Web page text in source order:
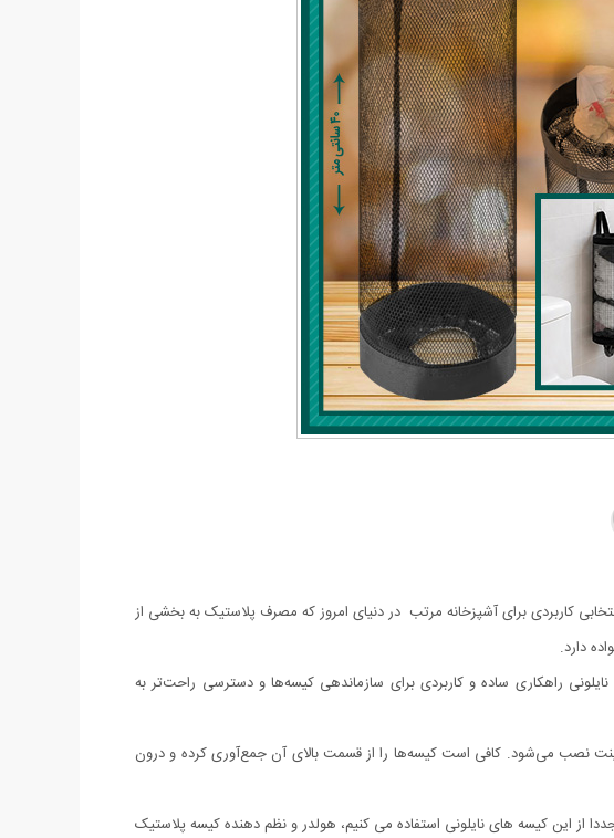
کاربردی برای آشپزخانه مرتب در دنیای امروز که مصرف پلاستیک به بخشی از
دارد.
راهکاری ساده و کاربردی برای سازماندهی کیسه‌ها و دسترسی راحت‌تر به
نصب می‌شود. کافی است کیسه‌ها را از قسمت بالای آن جمع‌آوری کرده و درون
این کیسه های نایلونی استفاده می کنیم، هولدر و نظم دهنده کیسه پلاستیک